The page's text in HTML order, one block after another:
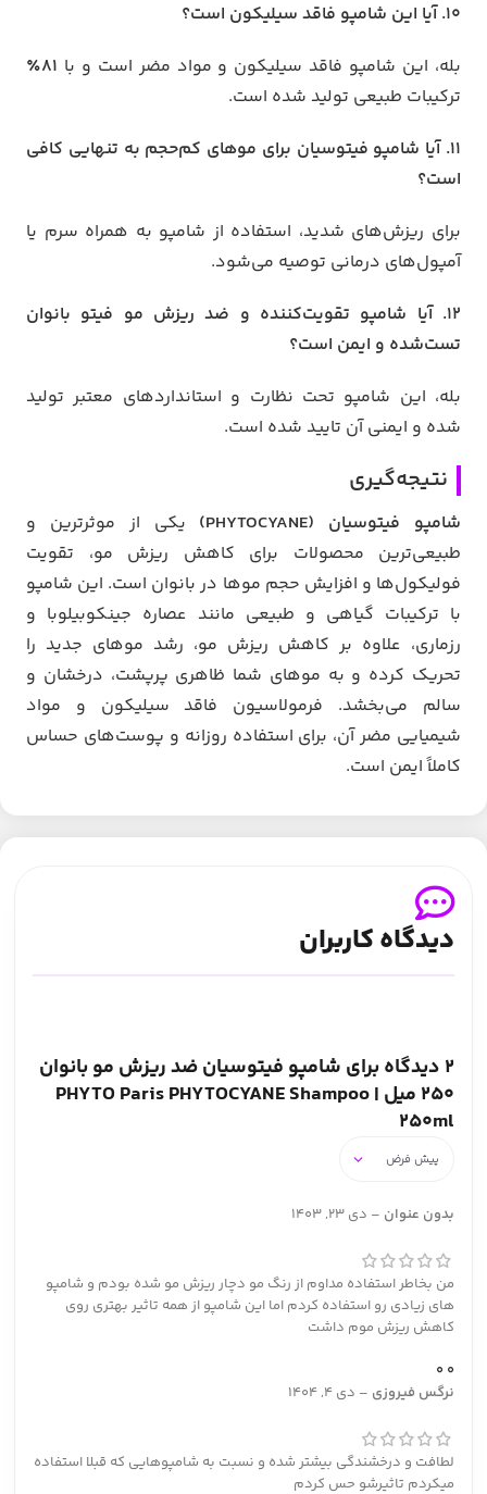
10. آیا این شامپو فاقد سیلیکون است؟
بله، این شامپو فاقد سیلیکون و مواد مضر است و با 81٪
ترکیبات طبیعی تولید شده است.
11. آیا شامپو فیتوسیان برای موهای کم‌حجم به تنهایی کافی
است؟
برای ریزش‌های شدید، استفاده از شامپو به همراه سرم یا
آمپول‌های درمانی توصیه می‌شود.
12. آیا شامپو تقویت‌کننده و ضد ریزش مو فیتو بانوان
تست‌شده و ایمن است؟
بله، این شامپو تحت نظارت و استانداردهای معتبر تولید
شده و ایمنی آن تایید شده است.
نتیجه‌گیری
شامپو فیتوسیان (PHYTOCYANE)
یکی از موثرترین و
طبیعی‌ترین محصولات برای کاهش ریزش مو، تقویت
فولیکول‌ها و افزایش حجم موها در بانوان است. این شامپو
با ترکیبات گیاهی و طبیعی مانند عصاره جینکوبیلوبا و
رزماری، علاوه بر کاهش ریزش مو، رشد موهای جدید را
تحریک کرده و به موهای شما ظاهری پرپشت، درخشان و
سالم می‌بخشد. فرمولاسیون فاقد سیلیکون و مواد
شیمیایی مضر آن، برای استفاده روزانه و پوست‌های حساس
کاملاً ایمن است.
دیدگاه کاربران
2 دیدگاه برای
شامپو فیتوسیان ضد ریزش مو بانوان
250 میل | PHYTO Paris PHYTOCYANE Shampoo
250ml
بدون عنوان – دی 23, 1403
من بخاطر استفاده مداوم از رنگ مو دچار ریزش مو شده بودم و شامپو
های زیادی رو استفاده کردم اما این شامپو از همه تاثیر بهتری روی
کاهش ریزش موم داشت
0
0
نرگس فیروزی – دی 4, 1404
لطافت و درخشندگی بیشتر شده و نسبت به شامپوهایی که قبلا استفاده
میکردم تاثیرشو حس کردم